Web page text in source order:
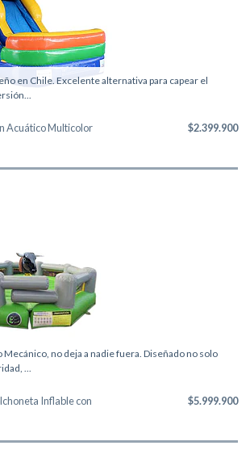
en Chile. Excelente alternativa para capear el
Acuático Multicolor $2.399.900
no deja a nadie fuera. Diseñado no solo
...
Inflable con
$5.999.900